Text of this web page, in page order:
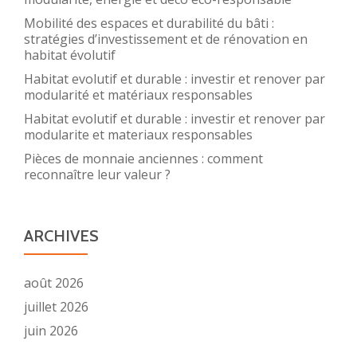
Mobilité des espaces et durabilité du bâti :
stratégies d’investissement et de rénovation en
habitat évolutif
Habitat evolutif et durable : investir et renover par
modularité et matériaux responsables
Habitat evolutif et durable : investir et renover par
modularite et materiaux responsables
Pièces de monnaie anciennes : comment
reconnaître leur valeur ?
ARCHIVES
août 2026
juillet 2026
juin 2026